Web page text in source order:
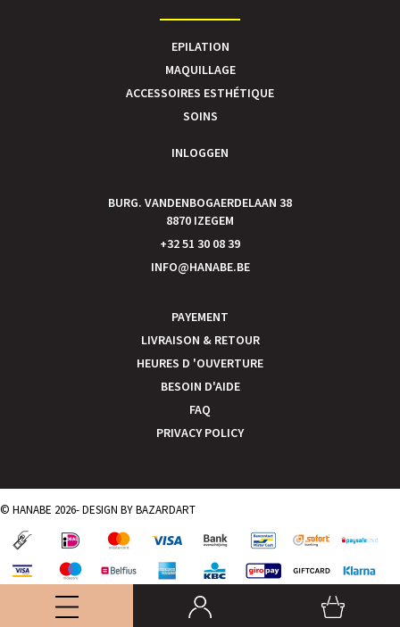
EPILATION
MAQUILLAGE
ACCESSOIRES ESTHÉTIQUE
SOINS
INLOGGEN
BURG. VANDENBOGAERDELAAN 38
8870 IZEGEM
+32 51 30 08 39
INFO@HANABE.BE
PAYEMENT
LIVRAISON & RETOUR
HEURES D 'OUVERTURE
BESOIN D'AIDE
FAQ
PRIVACY POLICY
© HANABE 2026- DESIGN BYBAZARDART